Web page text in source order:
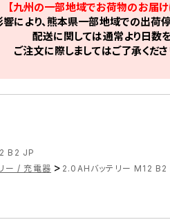
【九州の一部地域でお荷物のお届け
により、熊本県一部地域での出荷
配送に関しては通常より日数
ご注文に際しましてはご了承くだ
B2 JP
ー / 充電器 > 2.0AHバッテリー M12 B2